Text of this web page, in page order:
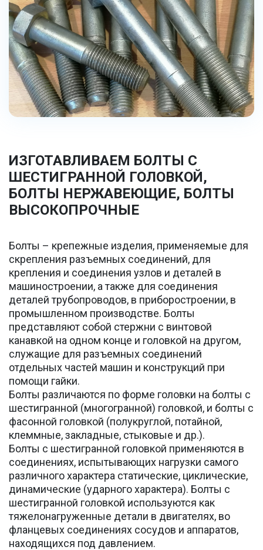
ИЗГОТАВЛИВАЕМ БОЛТЫ С
ШЕСТИГРАННОЙ ГОЛОВКОЙ,
БОЛТЫ НЕРЖАВЕЮЩИЕ, БОЛТЫ
ВЫСОКОПРОЧНЫЕ
Болты – крепежные изделия, применяемые для
скрепления разъемных соединений, для
крепления и соединения узлов и деталей в
машиностроении, а также для соединения
деталей трубопроводов, в приборостроении, в
промышленном производстве. Болты
представляют собой стержни с винтовой
канавкой на одном конце и головкой на другом,
служащие для разъемных соединений
отдельных частей машин и конструкций при
помощи гайки.
Болты различаются по форме головки на болты с
шестигранной (многогранной) головкой, и болты с
фасонной головкой (полукруглой, потайной,
клеммные, закладные, стыковые и др.).
Болты с шестигранной головкой применяются в
соединениях, испытывающих нагрузки самого
различного характера статические, циклические,
динамические (ударного характера). Болты с
шестигранной головкой используются как
тяжелонагруженные детали в двигателях, во
фланцевых соединениях сосудов и аппаратов,
находящихся под давлением.